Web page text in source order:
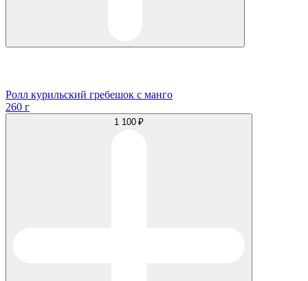
Ролл курильский гребешок с манго
260 г
1 100 ₽